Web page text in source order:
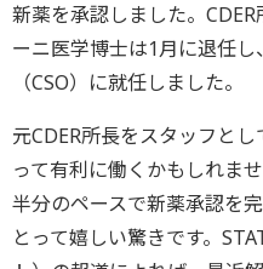
新薬を承認しました。
ーニ医学博士は1月に退任
（CSO）に就任しました。
元CDER所長をスタッフと
って有利に働くかもしれま
半分のペースで新薬承認を
とって嬉しい驚きです。